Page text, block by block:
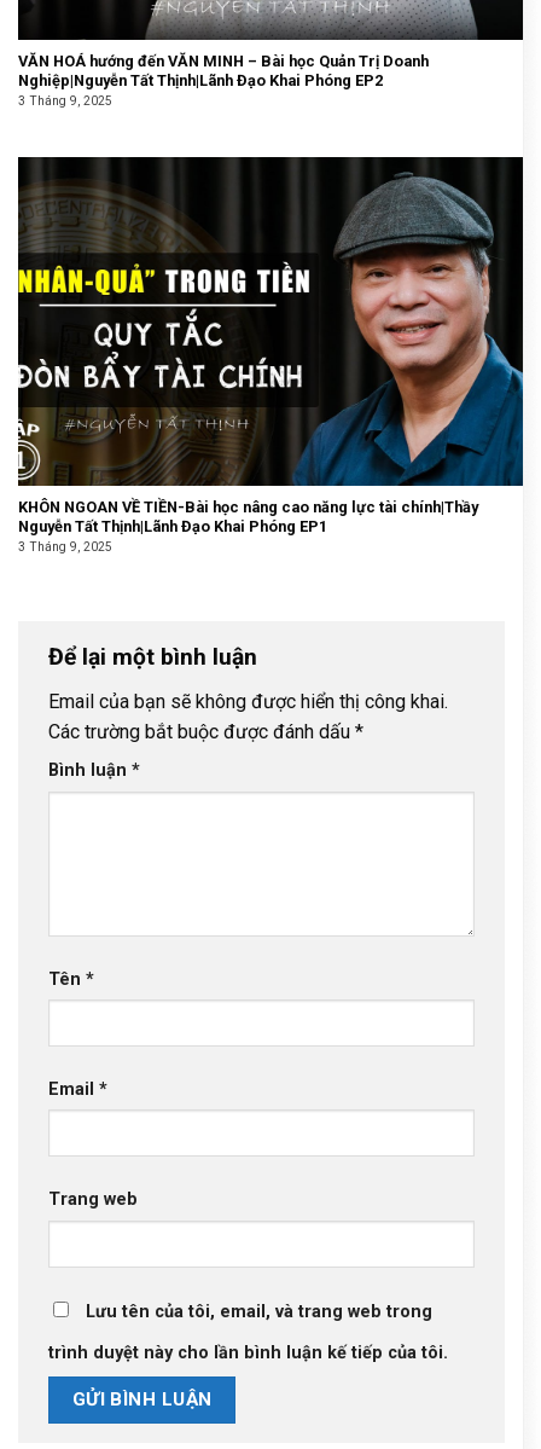
VĂN HOÁ hướng đến VĂN MINH – Bài học Quản Trị Doanh
Nghiệp|Nguyễn Tất Thịnh|Lãnh Đạo Khai Phóng EP2
3 Tháng 9, 2025
KHÔN NGOAN VỀ TIỀN-Bài học nâng cao năng lực tài chính|Thầy
Nguyễn Tất Thịnh|Lãnh Đạo Khai Phóng EP1
3 Tháng 9, 2025
Để lại một bình luận
Email của bạn sẽ không được hiển thị công khai.
Các trường bắt buộc được đánh dấu *
Bình luận *
Tên *
Email *
Trang web
Lưu tên của tôi, email, và trang web trong
trình duyệt này cho lần bình luận kế tiếp của tôi.